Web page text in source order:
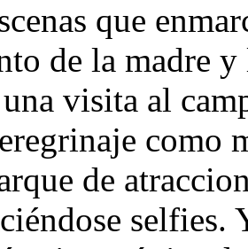
que
de la madre
visita al
como
de
selfies.